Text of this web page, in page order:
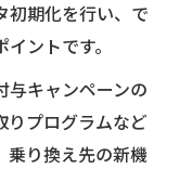
初期化を行い、で
ントです。
与キャンペーンの
りプログラムなど
乗り換え先の新機